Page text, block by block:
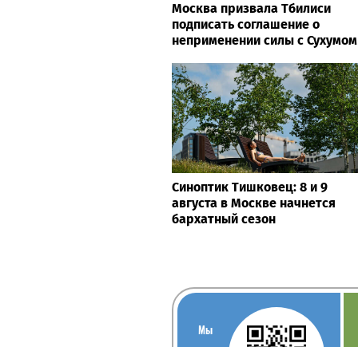
Москва призвала Тбилиси
подписать соглашение о
неприменении силы с Сухумом
Синоптик Тишковец: 8 и 9
августа в Москве начнется
бархатный сезон
Мы